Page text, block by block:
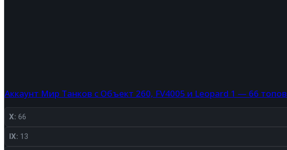
Аккаунт Мир Танков с Объект 260, FV4005 и Leopard 1 — 66 топов
X: 66
IX: 13